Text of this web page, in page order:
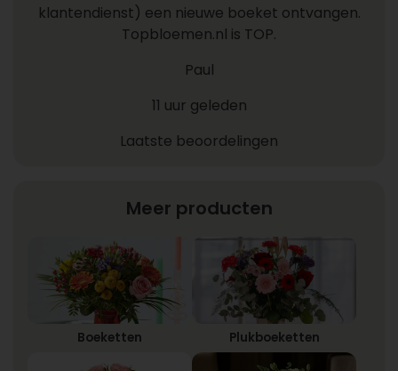
klantendienst) een nieuwe boeket ontvangen.
Topbloemen.nl is TOP.
Paul
11 uur geleden
Laatste beoordelingen
Meer producten
Boeketten Plukboeketten